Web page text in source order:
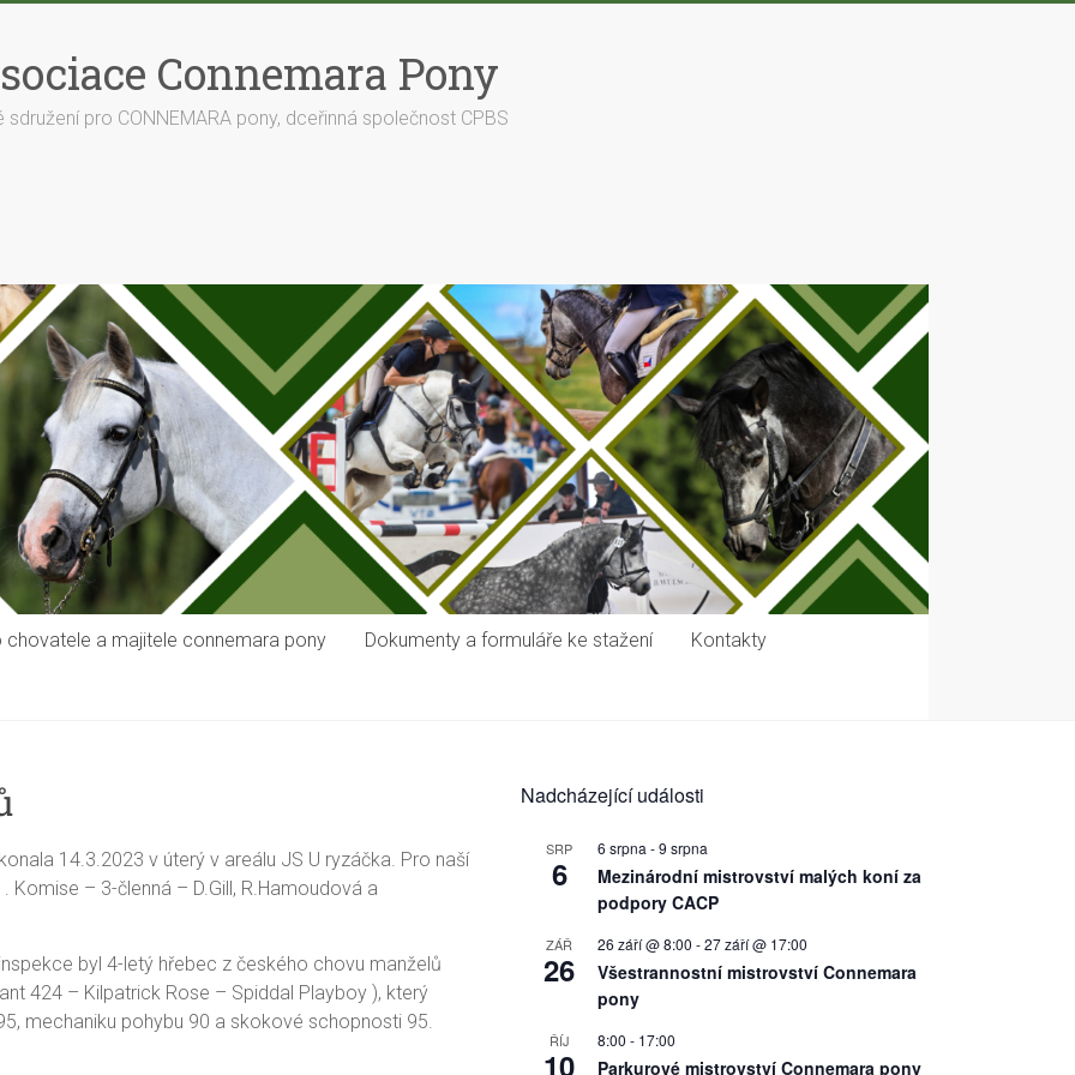
Connemara Pony
pro CONNEMARA pony, dceřinná společnost CPBS
chovatele a majitele connemara pony Dokumenty a formuláře ke stažení Kontakty
14.3.2023 v úterý v areálu JS U ryzáčka. Pro naší
Komise – 3-členná – D.Gill, R.Hamoudová a
byl 4-letý hřebec z českého chovu manželů
424 – Kilpatrick Rose – Spiddal Playboy ), který
mechaniku pohybu 90 a skokové schopnosti 95.
Nadcházející události
SRP
6
6 srpna -9 srpna
Mezinárodní mistrovství malých koní za
podpory CACP
ZÁŘ
26
26 září @ 8:00 -27 září @ 17:00
Všestrannostní mistrovství Connemara
pony
ŘÍJ
10
8:00 - 17:00
Parkurové mistrovství Connemara pony